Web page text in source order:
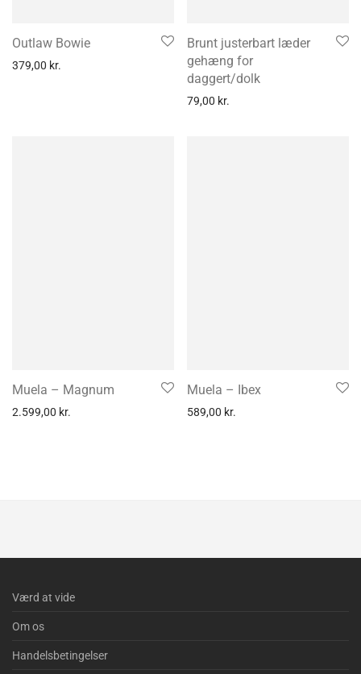
Outlaw Bowie
379,00 kr.
Brunt justerbart læder
gehæng for
daggert/dolk
79,00 kr.
Muela – Magnum
2.599,00 kr.
Muela – Ibex
589,00 kr.
Værd at vide
Om os
Handelsbetingelser